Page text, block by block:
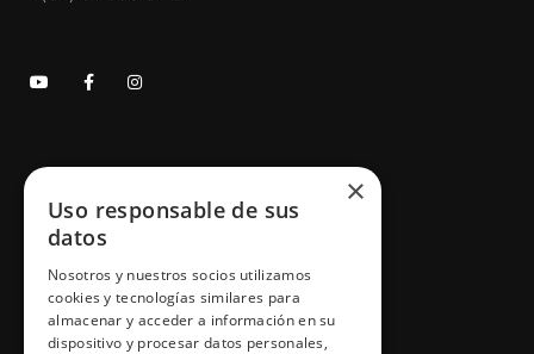
GRUPO ESNECA TV
Inicio
Información Legal
Política de Cookies
×
Uso responsable de sus
datos
Nosotros y nuestros socios utilizamos
cookies y tecnologías similares para
almacenar y acceder a información en su
dispositivo y procesar datos personales,